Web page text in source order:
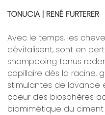
TONUCIA | RENÉ FURTERER
Avec le temps, les
dévitalisent, sont en
shampooing tonus
capillaire dès la racine,
stimulantes de lavande
coeur des biosphères
biomimétique du